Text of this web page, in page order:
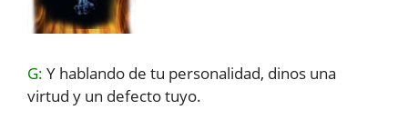
G: Y hablando de tu personalidad, dinos una
virtud y un defecto tuyo.